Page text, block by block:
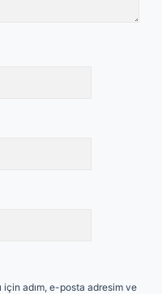
için adım, e-posta adresim ve